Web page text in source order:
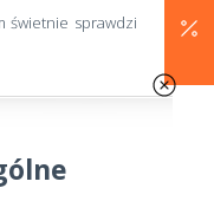
świetnie sprawdzi